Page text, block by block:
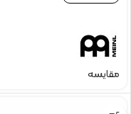
مقایسه